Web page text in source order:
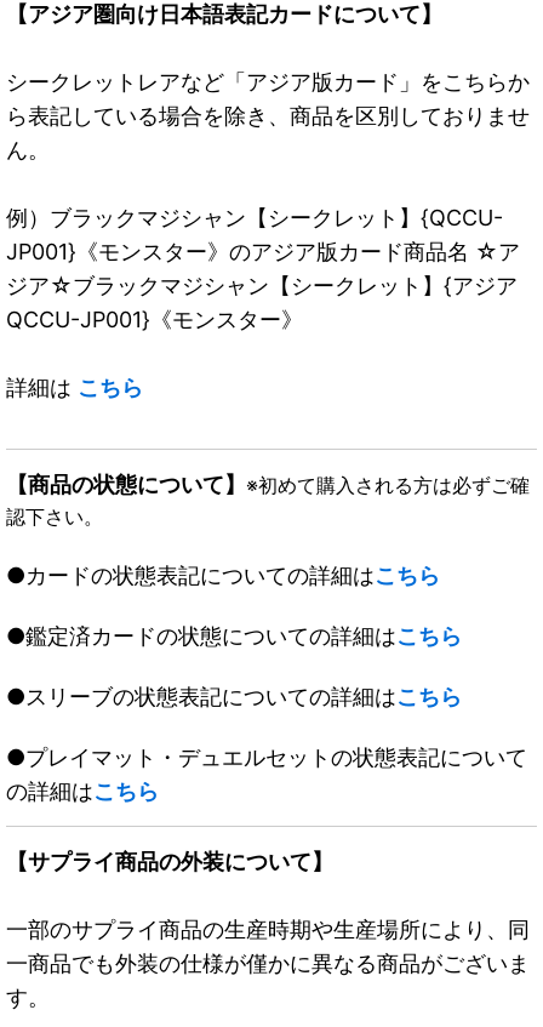
【アジア圏向け日本語表記カードについて】
シークレットレアなど「アジア版カード」をこちらか
ら表記している場合を除き、商品を区別しておりませ
ん。
例）ブラックマジシャン【シークレット】{QCCU-
JP001}《モンスター》のアジア版カード商品名 ☆ア
ジア☆ブラックマジシャン【シークレット】{アジア
QCCU-JP001}《モンスター》
詳細は こちら
【商品の状態について】 ※初めて購入される方は必ずご確
認下さい。
●カードの状態表記についての詳細はこちら
●鑑定済カードの状態についての詳細はこちら
●スリーブの状態表記についての詳細はこちら
●プレイマット・デュエルセットの状態表記について
の詳細はこちら
【サプライ商品の外装について】
一部のサプライ商品の生産時期や生産場所により、同
一商品でも外装の仕様が僅かに異なる商品がございま
す。